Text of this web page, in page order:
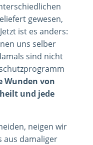
gewesen,
ist es anders:
uns selber
sind nicht
Wunden von
und jede
neigen wir
aus damaliger